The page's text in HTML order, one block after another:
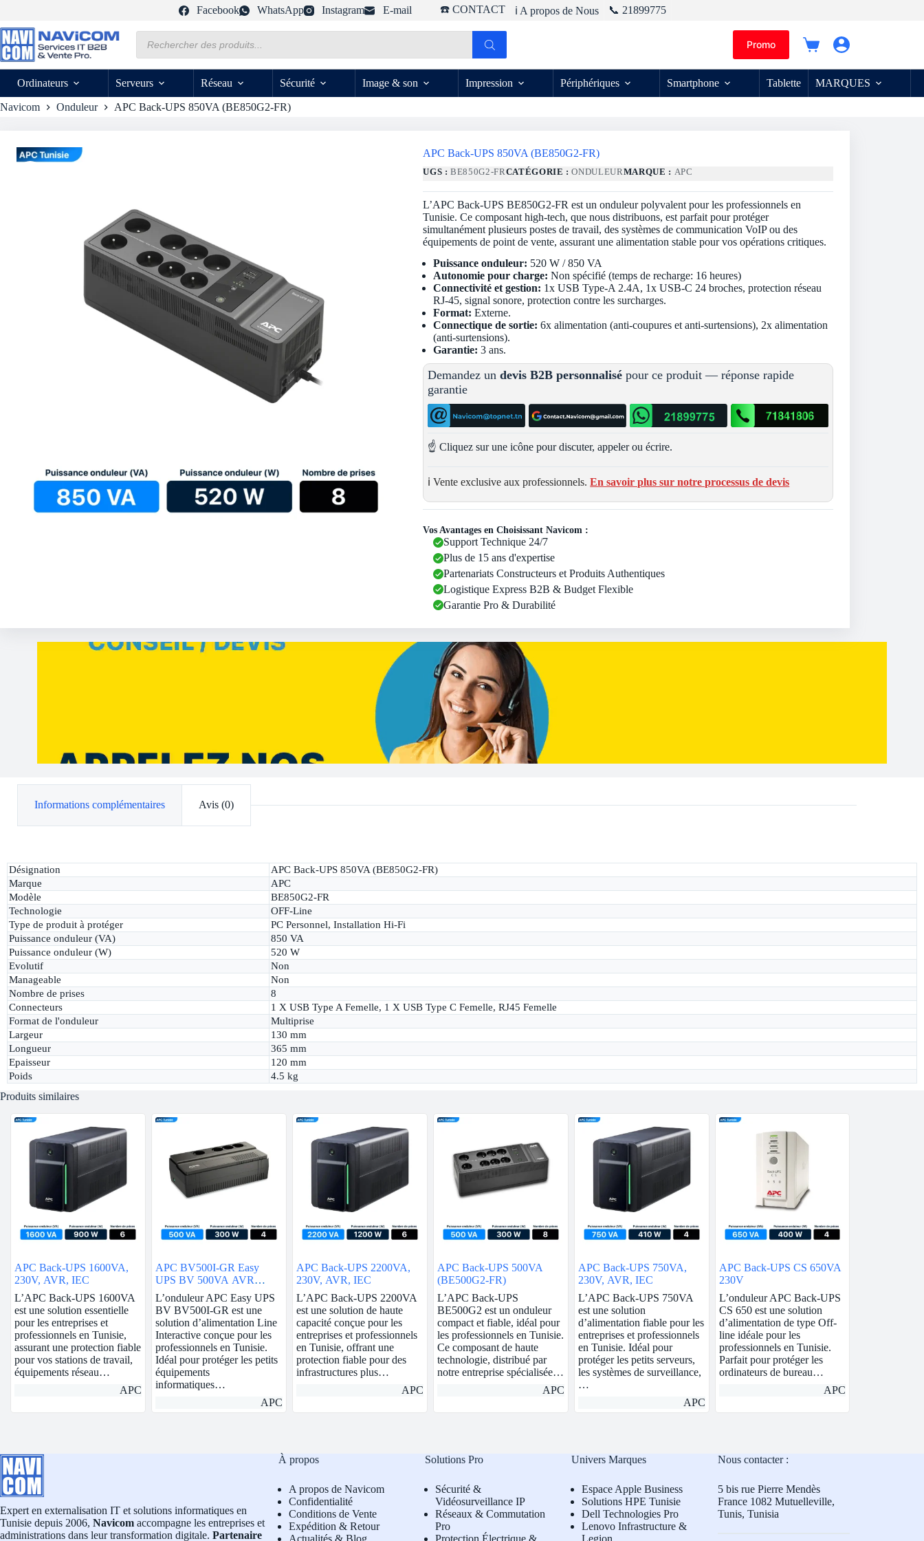
contenu
Facebook WhatsApp Instagram E-mail ☎️ CONTACT ℹ️ A propos de Nous 📞 21899775
produits
Promo
Panier
Ordinateurs
Serveurs Réseau Sécurité Image & son Impression Périphériques Smartphone Tablette MARQUES
Navicom Onduleur APC Back-UPS 850VA (BE850G2-FR)
APC Back-UPS 850VA (BE850G2-FR)
UGS :BE850G2-FRCATÉGORIE :ONDULEURMARQUE : APC
L’APC Back-UPS BE850G2-FR est un onduleur polyvalent pour les professionnels en
Tunisie. Ce composant high-tech, que nous distribuons, est parfait pour protéger
simultanément plusieurs postes de travail, des systèmes de communication VoIP ou des
équipements de point de vente, assurant une alimentation stable pour vos opérations critiques.
Puissance onduleur: 520 W / 850 VA
Autonomie pour charge: Non spécifié (temps de recharge: 16 heures)
Connectivité et gestion: 1x USB Type-A 2.4A, 1x USB-C 24 broches, protection réseau
RJ-45, signal sonore, protection contre les surcharges.
Format: Externe.
Connectique de sortie: 6x alimentation (anti-coupures et anti-surtensions), 2x alimentation
(anti-surtensions).
Garantie: 3 ans.
Demandez undevis B2B personnalisé pour ce produit — réponse rapide
garantie
☝️ Cliquez sur une icône pour discuter, appeler ou écrire.
ℹ️ Vente exclusive aux professionnels.En savoir plus sur notre processus de devis
Vos Avantages en Choisissant Navicom :
Support Technique 24/7
Plus de 15 ans d'expertise
Partenariats Constructeurs et Produits Authentiques
Logistique Express B2B & Budget Flexible
Garantie Pro & Durabilité
Informations complémentaires Avis (0)
Désignation
APC Back-UPS 850VA (BE850G2-FR)
Marque
APC
Modèle
BE850G2-FR
Technologie
OFF-Line
Type de produit à protéger
PC Personnel, Installation Hi-Fi
Puissance onduleur (VA)
850 VA
Puissance onduleur (W)
520 W
Evolutif
Non
Manageable
Non
Nombre de prises
8
Connecteurs
1 X USB Type A Femelle, 1 X USB Type C Femelle, RJ45 Femelle
Format de l'onduleur
Multiprise
Largeur
130 mm
Longueur
365 mm
Epaisseur
120 mm
Poids
4.5 kg
Produits similaires
APC Back-UPS 1600VA,
230V, AVR, IEC
L’APC Back-UPS 1600VA
est une solution essentielle
pour les entreprises et
professionnels en Tunisie,
assurant une protection fiable
pour vos stations de travail,
équipements réseau…
APC
APC BV500I-GR Easy
UPS BV 500VA AVR
Schuko 230V
L’onduleur APC Easy UPS
BV BV500I-GR est une
solution d’alimentation Line
Interactive conçue pour les
professionnels en Tunisie.
Idéal pour protéger les petits
équipements
informatiques…
APC
APC Back-UPS 2200VA,
230V, AVR, IEC
L’APC Back-UPS 2200VA
est une solution de haute
capacité conçue pour les
entreprises et professionnels
en Tunisie, offrant une
protection fiable pour des
infrastructures plus…
APC
APC Back-UPS 500VA
(BE500G2-FR)
L’APC Back-UPS
BE500G2 est un onduleur
compact et fiable, idéal pour
les professionnels en Tunisie.
Ce composant de haute
technologie, distribué par
notre entreprise spécialisée…
APC
APC Back-UPS 750VA,
230V, AVR, IEC
L’APC Back-UPS 750VA
est une solution
d’alimentation fiable pour les
entreprises et professionnels
en Tunisie. Idéal pour
protéger les petits serveurs,
les systèmes de surveillance,
…
APC
APC Back-UPS CS 650VA
230V
L’onduleur APC Back-UPS
CS 650 est une solution
d’alimentation de type Off-
line idéale pour les
professionnels en Tunisie.
Parfait pour protéger les
ordinateurs de bureau…
APC
Expert en externalisation IT et solutions informatiques en
Tunisie depuis 2006, Navicom accompagne les entreprises et
administrations dans leur transformation digitale. Partenaire
À propos
A propos de Navicom
Confidentialité
Conditions de Vente
Expédition & Retour
Actualités & Blog
Solutions Pro
Sécurité &
Vidéosurveillance IP
Réseaux & Commutation
Pro
Protection Électrique &
Univers Marques
Espace Apple Business
Solutions HPE Tunisie
Dell Technologies Pro
Lenovo Infrastructure &
Legion
Nous contacter :
5 bis rue Pierre Mendès
France 1082 Mutuelleville,
Tunis, Tunisia